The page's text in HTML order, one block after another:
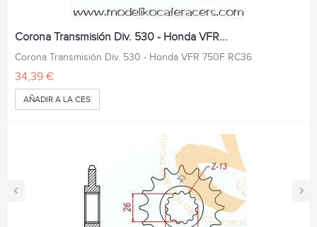
‹ ›
Corona Transmisión Div. 530 - Honda VFR...
Corona Transmisión Div. 530 - Honda VFR 750F RC36
34,39 €
AÑADIR A LA CESTA